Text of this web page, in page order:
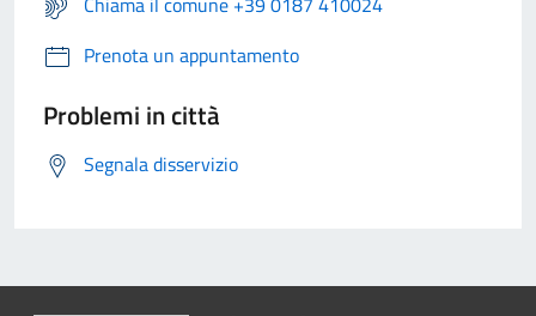
Prenota un appuntamento
Problemi in città
Segnala disservizio